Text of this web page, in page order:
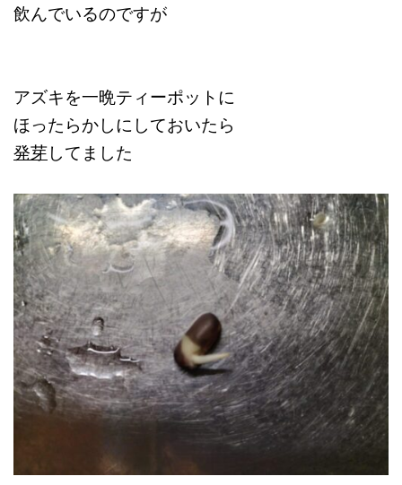
飲んでいるのですが
アズキを一晩ティーポットに
ほったらかしにしておいたら
発芽してました